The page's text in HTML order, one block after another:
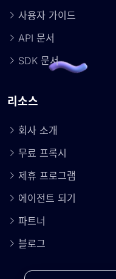
사용자 가이드
API 문서
SDK 문서
리소스
회사 소개
무료 프록시
제휴 프로그램
에이전트 되기
파트너
블로그